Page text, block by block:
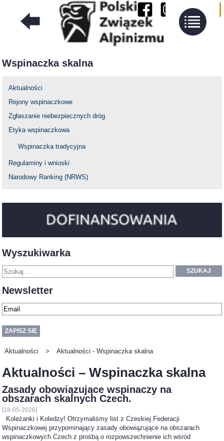
Wspinaczka skalna
Aktualności
Rejony wspinaczkowe
Zgłaszanie niebezpiecznych dróg
Etyka wspinaczkowa
Wspinaczka tradycyjna
Regulaminy i wnioski
Narodowy Ranking (NRWS)
Wyszukiwarka
SZUKAJ
Newsletter
Aktualności > Aktualności - Wspinaczka skalna
Aktualności – Wspinaczka skalna
Zasady obowiązujące wspinaczy na
obszarach skalnych Czech.
[18-05-2026]
Koleżanki i Koledzy! Otrzymaliśmy list z Czeskiej Federacji
Wspinaczkowej przypominający zasady obowiązujące na obszarach
wspinaczkowych Czech z prośbą o rozpowszechnienie ich wśród